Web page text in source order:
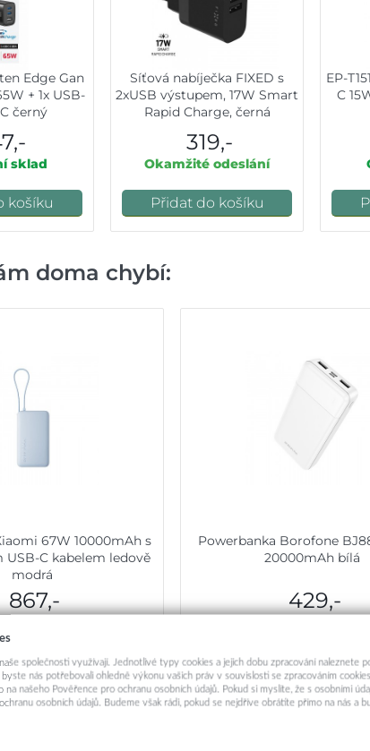
Edge Gan
+ 1x USB-
černý
sklad
košíku
Síťová nabíječka FIXED s
2xUSB výstupem, 17W Smart
Rapid Charge, černá
319,-
Okamžité odeslání
Přidat do košíku
EP-
C
doma chybí:
67W 10000mAh s
C kabelem ledově
modrá
867,-
do košíku
Powerbanka Borofone
20000mAh bílá
429,-
Přidat do košíku
společnosti využívají. Jednotlivé typy cookies a jejich dobu zpracování naleznete
nás potřebovali ohledně výkonu vašich práv v souvislosti se zpracováním
našeho Pověřence pro ochranu osobních údajů. Pokud si myslíte, že s osobními
osobních údajů. Budeme však rádi, pokud se nejdříve obrátíte přímo na nás a